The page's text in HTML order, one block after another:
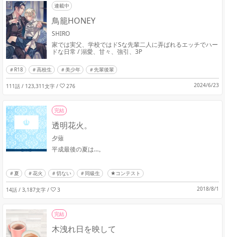
連載中
鳥籠HONEY
SHIRO
家では実父、学校ではドSな先輩二人に弄ばれるエッチでハー
ドな日常 / 溺愛、甘々、強引、3P
R18 高校生 美少年 先輩後輩
111話 / 123,311文字 / 276 2024/6/23
完結
透明花火。
夕薙
平成最後の夏は…。
夏 花火 切ない 同級生 ★コンテスト
14話 / 3,187文字 / 3 2018/8/1
完結
木洩れ日を映して